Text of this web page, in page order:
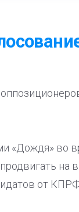
«Дождя» во
на
от